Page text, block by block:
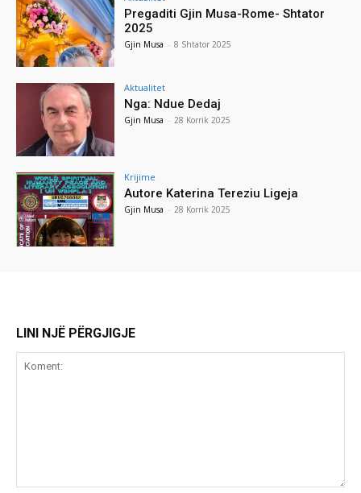
Pregaditi Gjin Musa-Rome- Shtator
2025
Gjin Musa - 8 Shtator 2025
Aktualitet
Nga: Ndue Dedaj
Gjin Musa - 28 Korrik 2025
Krijime
Autore Katerina Tereziu Ligeja
Gjin Musa - 28 Korrik 2025
LINI NJË PËRGJIGJE